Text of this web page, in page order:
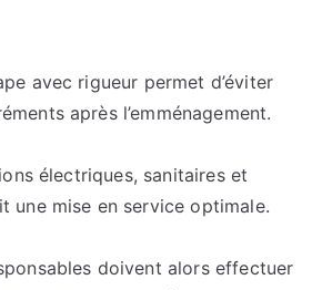
avec rigueur permet d’éviter
après l’emménagement.
électriques, sanitaires et
une mise en service optimale.
doivent alors effectuer